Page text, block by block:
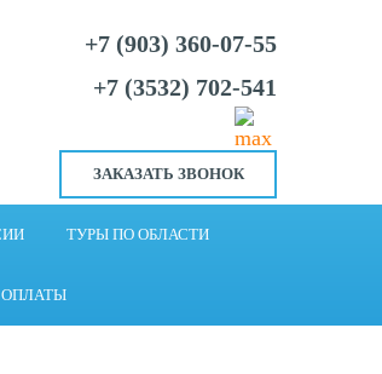
+7 (903) 360-07-55
+7 (3532) 702-541
ЗАКАЗАТЬ ЗВОНОК
ТУРЫ ПО ОБЛАСТИ